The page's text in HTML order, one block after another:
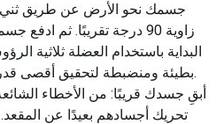
جسمك نحو الأرض عن طريق ثني
زاوية 90 درجة تقريبًا. ثم
البداية باستخدام العضلة ثلاثية
بطيئة ومنضبطة لتحقيق أقصى قدر من مشاركة العضلات.
أبقِ جسدك قريبًا: من الأخطاء
تحريك أجسادهم بعيدًا عن